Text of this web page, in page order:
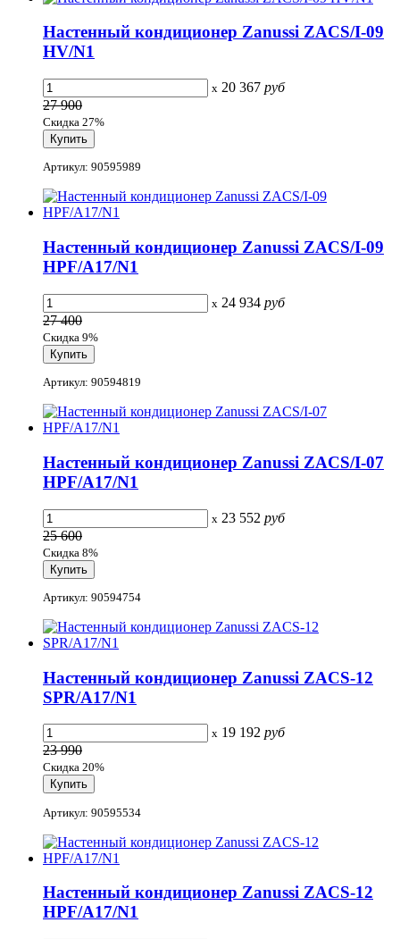
Настенный кондиционер Zanussi ZACS/I-09
HV/N1
x 20 367 руб
27 900
Скидка 27%
Артикул: 90595989
Настенный кондиционер Zanussi ZACS/I-09
HPF/A17/N1
x 24 934 руб
27 400
Скидка 9%
Артикул: 90594819
Настенный кондиционер Zanussi ZACS/I-07
HPF/A17/N1
x 23 552 руб
25 600
Скидка 8%
Артикул: 90594754
Настенный кондиционер Zanussi ZACS-12
SPR/A17/N1
x 19 192 руб
23 990
Скидка 20%
Артикул: 90595534
Настенный кондиционер Zanussi ZACS-12
HPF/A17/N1